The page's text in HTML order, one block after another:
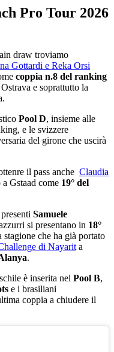
Pro Tour 2026
draw troviamo
Gottardi e Reka Orsi
coppia n.8 del ranking
e soprattutto la
Pool D, insieme alle
e le svizzere
del girone che uscirà
il pass anche Claudia
Gstaad come 19° del
Samuele
si presentano in 18°
stagione che ha già portato
di Nayarit a
.
è inserita nel Pool B,
e i brasiliani
coppia a chiudere il